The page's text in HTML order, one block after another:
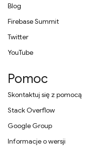
Blog
Firebase Summit
Twitter
YouTube
Pomoc
Skontaktuj się z pomocą
Stack Overflow
Google Group
Informacje o wersji